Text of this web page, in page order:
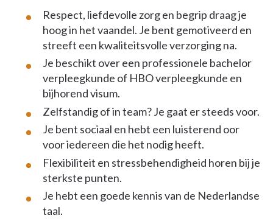
Respect, liefdevolle zorg en begrip draag je
hoog in het vaandel. Je bent gemotiveerd en
streeft een kwaliteitsvolle verzorging na.
Je beschikt over een professionele bachelor
verpleegkunde of HBO verpleegkunde en
bijhorend visum.
Zelfstandig of in team? Je gaat er steeds voor.
Je bent sociaal en hebt een luisterend oor
voor iedereen die het nodig heeft.
Flexibiliteit en stressbehendigheid horen bij je
sterkste punten.
Je hebt een goede kennis van de Nederlandse
taal.